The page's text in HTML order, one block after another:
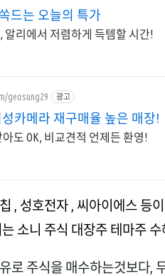
드는 오늘의 특가
알리에서 저렴하게 득템할 시간!
geosung29 광고
카메라 재구매율 높은 매장!
도 OK, 비교견적 언제든 환영!
, 성호전자 , 씨아이에스 등
소니 주식 대장주 테마주
로 주식을 매수하는것보다,